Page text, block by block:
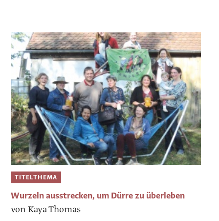
TITELTHEMA
Wurzeln ausstrecken, um Dürre zu überleben
von Kaya Thomas